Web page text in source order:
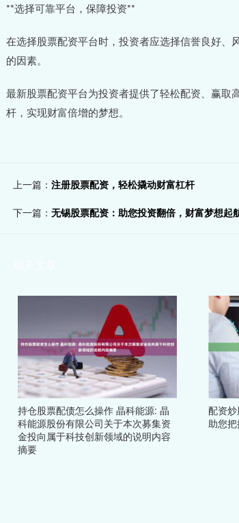
**选择可靠平台，保障投资**
在选择股票配资平台时，投资者应选择信誉良好
的因素。
最新股票配资平台为投资者提供了轻松配资、赢
杆，实现财富倍增的梦想。
上一篇： 注册股票配资，轻松撬动财富杠杆
下一篇： 无锡股票配资：助您投资翻倍，财富梦想起
持仓股票配债怎么操作 晶科能源: 晶
科能源股份有限公司关于本次募集资
金投向属于科技创新领域的说明内容
摘要
配资
助您